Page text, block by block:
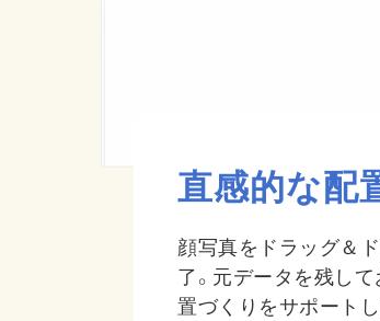
直感的な配
顔写真をドラッグ＆
了。元データを残し
置づくりをサポートし